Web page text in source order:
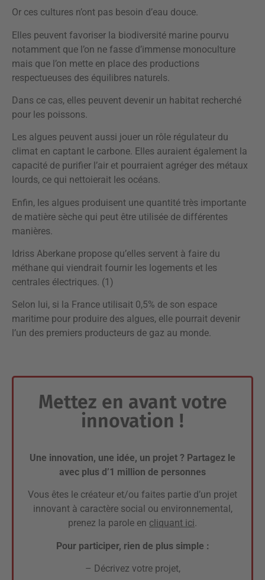
Or ces cultures n’ont pas besoin d’eau douce.
Elles peuvent favoriser la biodiversité marine pourvu
notamment que l’on ne fasse d’immense monoculture
mais que l’on mette en place des productions
respectueuses des équilibres naturels.
Dans ce cas, elles peuvent devenir un habitat recherché
pour les poissons.
Les algues peuvent aussi jouer un rôle régulateur du
climat en captant le carbone. Elles auraient également la
capacité de purifier l’air et pourraient agréger des métaux
lourds, ce qui nettoierait les océans.
Enfin, les algues produisent une quantité très importante
de matière sèche qui peut être utilisée de différentes
manières.
Idriss Aberkane propose qu’elles servent à faire du
méthane qui viendrait fournir les logements et les
centrales électriques. (1)
Selon lui, si la France utilisait 0,5% de son espace
maritime pour produire des algues, elle pourrait devenir
l’un des premiers producteurs de gaz au monde.
Mettez en avant votre
innovation !
Une innovation, une idée, un projet ? Partagez le
avec plus d’1 million de personnes
Vous êtes le créateur et/ou faites partie d’un projet
innovant à caractère social ou environnemental,
prenez la parole en cliquant ici.
Pour participer, rien de plus simple :
– Décrivez votre projet,